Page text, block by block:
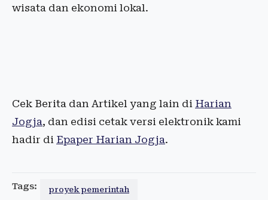
wisata dan ekonomi lokal.
Cek Berita dan Artikel yang lain di Harian
Jogja, dan edisi cetak versi elektronik kami
hadir di Epaper Harian Jogja.
Tags: proyek pemerintah